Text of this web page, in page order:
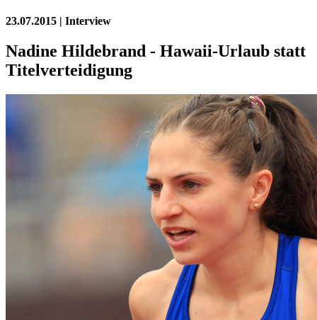
23.07.2015 | Interview
Nadine Hildebrand - Hawaii-Urlaub statt
Titelverteidigung